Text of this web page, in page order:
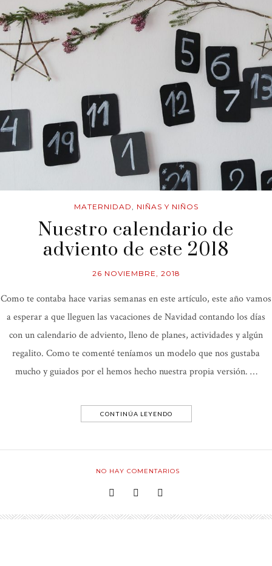
MATERNIDAD, NIÑAS Y NIÑOS
Nuestro calendario de
adviento de este 2018
26 NOVIEMBRE, 2018
Como te contaba hace varias semanas en este artículo, este año vamos
a esperar a que lleguen las vacaciones de Navidad contando los días
con un calendario de adviento, lleno de planes, actividades y algún
regalito. Como te comenté teníamos un modelo que nos gustaba
mucho y guiados por el hemos hecho nuestra propia versión. …
CONTINÚA LEYENDO
NO HAY COMENTARIOS